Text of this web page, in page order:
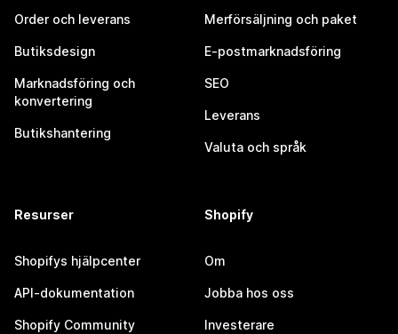
Order och leverans
Butiksdesign
Marknadsföring och
konvertering
Butikshantering
Merförsäljning och paket
E-postmarknadsföring
SEO
Leverans
Valuta och språk
Resurser
Shopifys hjälpcenter
API-dokumentation
Shopify Community
Shopify
Om
Jobba hos oss
Investerare